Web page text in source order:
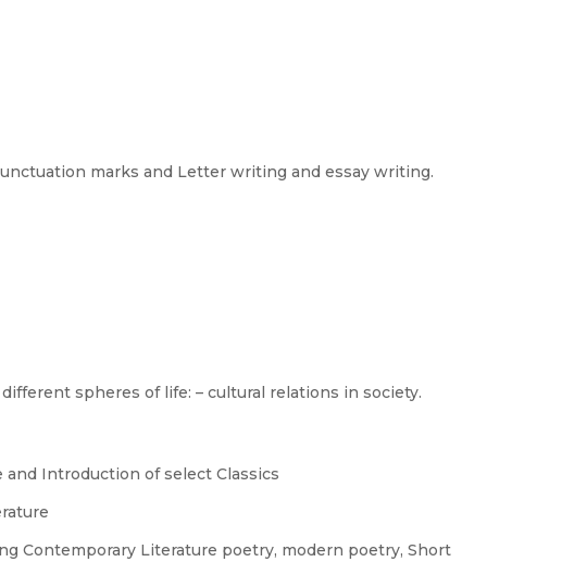
marks and Letter writing and essay writing.
spheres of life: – cultural relations in society.
Introduction of select Classics
Contemporary Literature poetry, modern poetry, Short